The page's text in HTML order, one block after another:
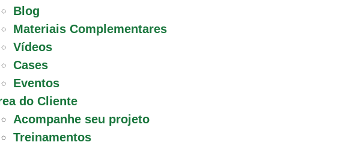
Blog
Materiais Complementares
Vídeos
Cases
Eventos
do Cliente
Acompanhe seu projeto
Treinamentos